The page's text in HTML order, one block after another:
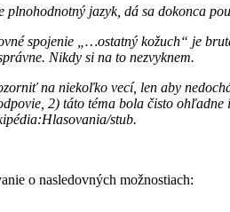
plnohodnotný jazyk, dá sa dokonca
spojenie „…ostatný kožuch“ je
Nikdy si na to nezvyknem.
na niekoľko vecí, len aby
2) táto téma bola čisto
stub.
o nasledovných možnostiach: